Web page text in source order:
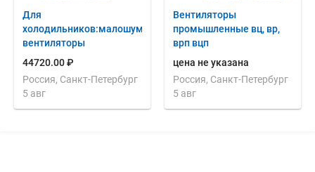
Для
холодильников:малошумные
вентиляторы
44720.00 ₽
Россия, Санкт-Петербург
5 авг
Вентиляторы
промышленные вц, вр,
врп вцп
цена не указана
Россия, Санкт-Петербург
5 авг